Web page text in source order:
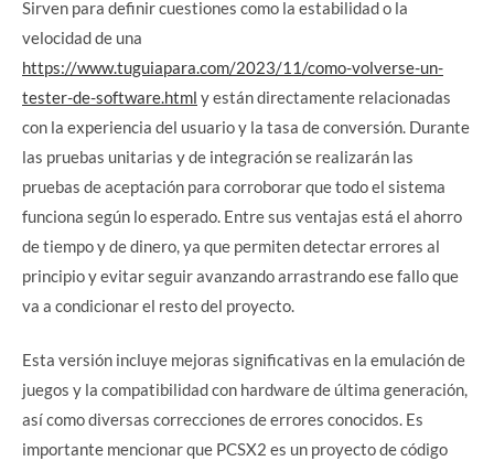
Sirven para definir cuestiones como la estabilidad o la
velocidad de una
https://www.tuguiapara.com/2023/11/como-volverse-un-
tester-de-software.html y están directamente relacionadas
con la experiencia del usuario y la tasa de conversión. Durante
las pruebas unitarias y de integración se realizarán las
pruebas de aceptación para corroborar que todo el sistema
funciona según lo esperado. Entre sus ventajas está el ahorro
de tiempo y de dinero, ya que permiten detectar errores al
principio y evitar seguir avanzando arrastrando ese fallo que
va a condicionar el resto del proyecto.
Esta versión incluye mejoras significativas en la emulación de
juegos y la compatibilidad con hardware de última generación,
así como diversas correcciones de errores conocidos. Es
importante mencionar que PCSX2 es un proyecto de código